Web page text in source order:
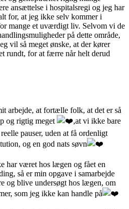
ansættelse i hospitalsregi og jeg har
for, at jeg ikke selv kommer i
mange et uværdigt liv. Selvom vi de
på dette område,
vil så meget ønske, at der kører
rundt, for at færre når helt derud
arbejde, at fortælle folk, at det er så
og rigtig meget
,at vi ikke bare
pauser, uden at få ordenligt
og en god nats søvn
har været hos lægen og fået en
så er min opgave i samarbejde
og blive undersøgt hos lægen, om
som jeg ikke kan handle på